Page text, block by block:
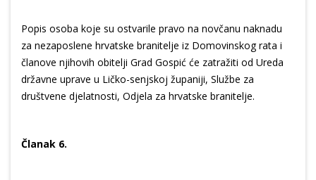
Popis osoba koje su ostvarile pravo na novčanu naknadu
za nezaposlene hrvatske branitelje iz Domovinskog rata i
članove njihovih obitelji Grad Gospić će zatražiti od Ureda
državne uprave u Ličko-senjskoj županiji, Službe za
društvene djelatnosti, Odjela za hrvatske branitelje.
Članak 6.